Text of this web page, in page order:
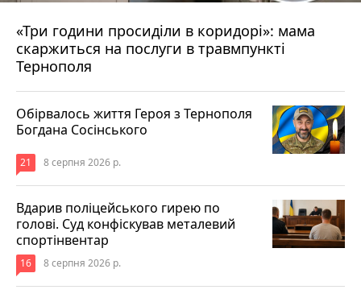
«Три години просиділи в коридорі»: мама
скаржиться на послуги в травмпункті
Тернополя
8 серпня 2026 р.
Обірвалось життя Героя з Тернополя
Богдана Сосінського
21 8 серпня 2026 р.
Вдарив поліцейського гирею по
голові. Суд конфіскував металевий
спортінвентар
16 8 серпня 2026 р.